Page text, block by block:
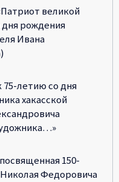
великой
дня рождения
Ивана
75-летию со дня
хакасской
150-
Федоровича